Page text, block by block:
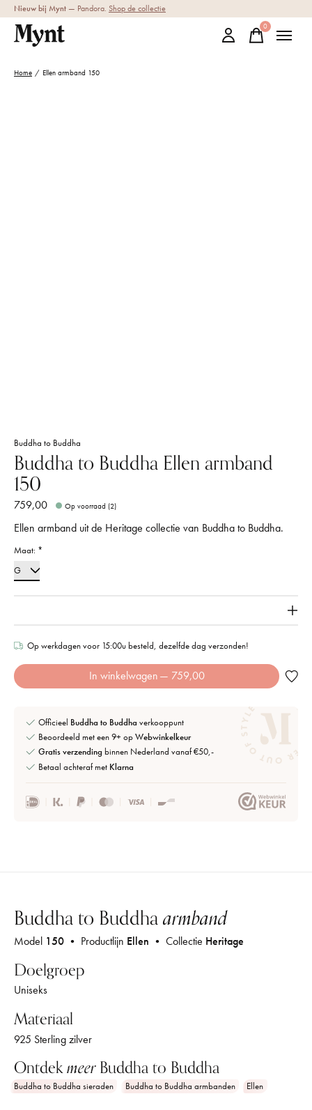
Nieuw bij Mynt — Pandora. Shop de collectie
0items
Home / Ellen armband 150
Buddha to Buddha
Buddha to Buddha Ellen armband
150
759,00 Op voorraad (2)
Ellen armband uit de Heritage collectie van Buddha to Buddha.
Maat: *
Op werkdagen voor 15:00u besteld, dezelfde dag verzonden!
In winkelwagen — 759,00
Officieel Buddha to Buddha verkooppunt
Beoordeeld met een 9+ opWebwinkelkeur
Gratis verzending binnen Nederland vanaf €50,-
Betaal achteraf met Klarna
Buddha to Buddhaarmband
Model 150 • Productlijn Ellen • Collectie Heritage
Doelgroep
Uniseks
Materiaal
925 Sterling zilver
OntdekmeerBuddha to Buddha
Buddha to Buddha sieraden Buddha to Buddha armbanden Ellen